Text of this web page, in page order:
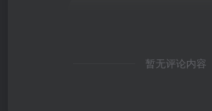
暂无评论内容